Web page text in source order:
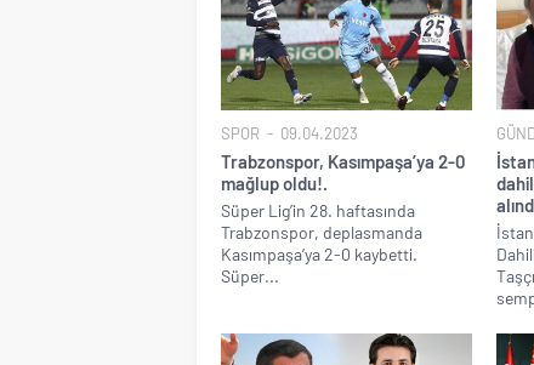
SPOR 09.04.2023
Trabzonspor, Kasımpaşa’ya 2-0
mağlup oldu!.
Süper Lig’in 28. haftasında
Trabzonspor, deplasmanda
Kasımpaşa’ya 2-0 kaybetti.
Süper...